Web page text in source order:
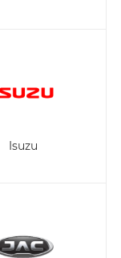
Isuzu